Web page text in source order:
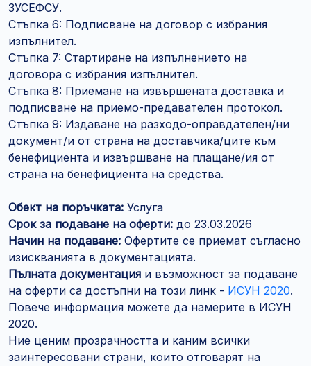
ЗУСЕФСУ.
Стъпка 6: Подписване на договор с избрания
изпълнител.
Стъпка 7: Стартиране на изпълнението на
договора с избрания изпълнител.
Стъпка 8: Приемане на извършената доставка и
подписване на приемо-предавателен протокол.
Стъпка 9: Издаване на разходо-оправдателен/ни
документ/и от страна на доставчика/ците към
бенефициента и извършване на плащане/ия от
страна на бенефициента на средства.
Обект на поръчката: Услуга
Срок за подаване на оферти: до 23.03.2026
Начин на подаване: Офертите се приемат съгласно
изискванията в документацията.
Пълната документация и възможност за подаване
на оферти са достъпни на този линк - ИСУН 2020.
Повече информация можете да намерите в ИСУН
2020.
Ние ценим прозрачността и каним всички
заинтересовани страни, които отговарят на